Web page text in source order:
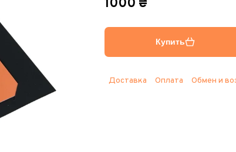
1000 ₴
Купить
Доставка Оплата Обмен и